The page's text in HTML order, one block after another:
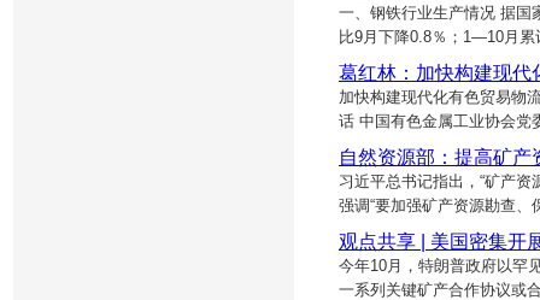
一、钢铁行业生产情况 据国
比9月下降0.8％；1—10月
葛红林：加快构建现代
加快构建现代化有色贸易物
话 中国有色金属工业协会
自然资源部：提高矿
习近平总书记指出，“矿产
强调“要加强矿产资源勘查
观点共享 | 美国密集开
今年10月，特朗普政府以罕
一系列关键矿产合作协议或